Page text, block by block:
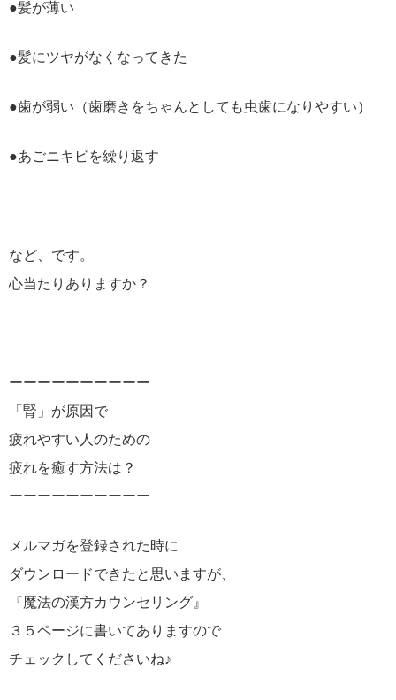
●髪が薄い
●髪にツヤがなくなってきた
●歯が弱い（歯磨きをちゃんとしても虫歯になりやすい）
●あごニキビを繰り返す
など、です。
心当たりありますか？
ーーーーーーーーーー
「腎」が原因で
疲れやすい人のための
疲れを癒す方法は？
ーーーーーーーーーー
メルマガを登録された時に
ダウンロードできたと思いますが、
『魔法の漢方カウンセリング』
３５ページに書いてありますので
チェックしてくださいね♪